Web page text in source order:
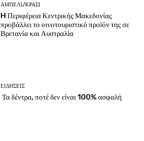
ΑΜΠΈΛΙ/ΚΡΑΣΊ
H Περιφέρεια Κεντρικής Μακεδονίας
προβάλλει το οινοτουριστικό προϊόν της σε
Βρετανία και Αυστραλία
ΕΙΔΉΣΕΙΣ
Τα δέντρα, ποτέ δεν είναι 100% ασφαλή